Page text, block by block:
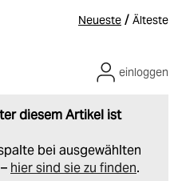
Neueste / Älteste
diesem Artikel ist
bei ausgewählten
hier sind sie zu finden.
einloggen